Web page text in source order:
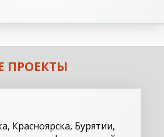
ПРОЕКТЫ
Красноярска, Бурятии,